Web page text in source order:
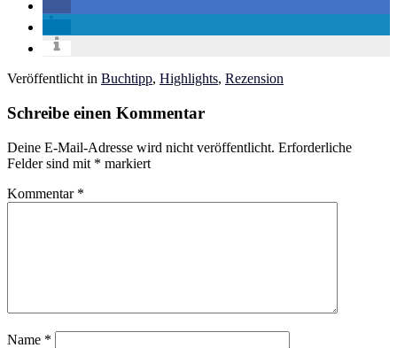
Veröffentlicht in Buchtipp, Highlights, Rezension
Schreibe einen Kommentar
Deine E-Mail-Adresse wird nicht veröffentlicht. Erforderliche
Felder sind mit * markiert
Kommentar *
Name *